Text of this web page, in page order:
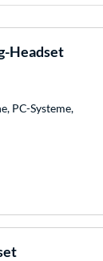
Headset
PC-Systeme,